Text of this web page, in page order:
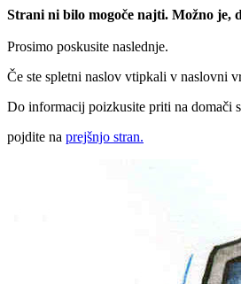
Strani ni bilo mogoče najti. Možno je,
Prosimo poskusite naslednje.
Če ste spletni naslov vtipkali v naslovni
Do informacij poizkusite priti na domači
pojdite na prejšnjo stran.